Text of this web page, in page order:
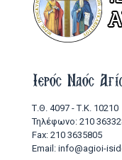
Ιερός Ναός
Τ.Θ. 4097 - Τ.Κ. 10210
Τηλέφωνο: 210
Fax: 210 3635805
Email: info@agioi-